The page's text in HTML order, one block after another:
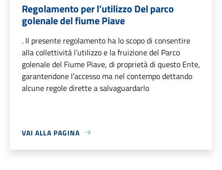
Regolamento per l’utilizzo Del parco
golenale del fiume Piave
. Il presente regolamento ha lo scopo di consentire
alla collettività l’utilizzo e la fruizione del Parco
golenale del Fiume Piave, di proprietà di questo Ente,
garantendone l’accesso ma nel contempo dettando
alcune regole dirette a salvaguardarlo
VAI ALLA PAGINA